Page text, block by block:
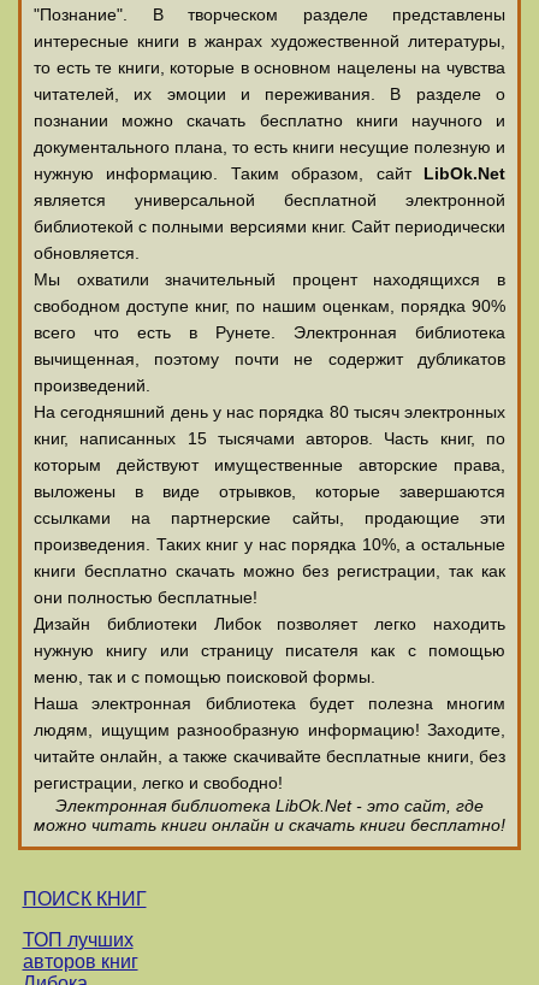
"Познание". В творческом разделе представлены
интересные книги в жанрах художественной литературы,
то есть те книги, которые в основном нацелены на чувства
читателей, их эмоции и переживания. В разделе о
познании можно скачать бесплатно книги научного и
документального плана, то есть книги несущие полезную и
нужную информацию. Таким образом, сайт LibOk.Net
является универсальной бесплатной электронной
библиотекой с полными версиями книг. Сайт периодически
обновляется.
Мы охватили значительный процент находящихся в
свободном доступе книг, по нашим оценкам, порядка 90%
всего что есть в Рунете. Электронная библиотека
вычищенная, поэтому почти не содержит дубликатов
произведений.
На сегодняшний день у нас порядка 80 тысяч электронных
книг, написанных 15 тысячами авторов. Часть книг, по
которым действуют имущественные авторские права,
выложены в виде отрывков, которые завершаются
ссылками на партнерские сайты, продающие эти
произведения. Таких книг у нас порядка 10%, а остальные
книги бесплатно скачать можно без регистрации, так как
они полностью бесплатные!
Дизайн библиотеки Либок позволяет легко находить
нужную книгу или страницу писателя как с помощью
меню, так и с помощью поисковой формы.
Наша электронная библиотека будет полезна многим
людям, ищущим разнообразную информацию! Заходите,
читайте онлайн, а также скачивайте бесплатные книги, без
регистрации, легко и свободно!
Электронная библиотека LibOk.Net - это сайт, где
можно читать книги онлайн и скачать книги бесплатно!
ПОИСК КНИГ
ТОП лучших
авторов книг